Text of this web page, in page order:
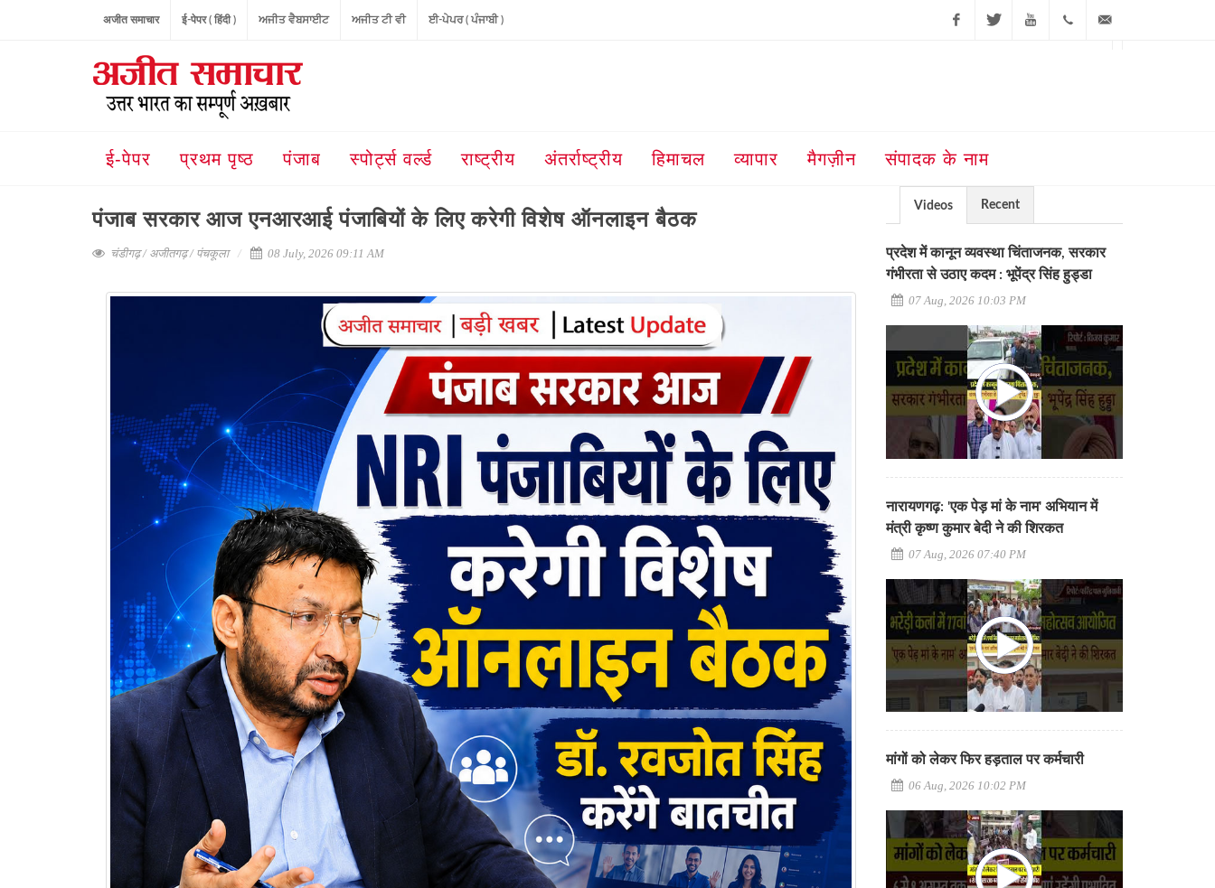
अजीत समाचार ई-पेपर ( हिंदी ) ਅਜੀਤ ਵੈਬਸਾਈਟ ਅਜੀਤ ਟੀ ਵੀ ਈ-ਪੇਪਰ ( ਪੰਜਾਬੀ )
ई-पेपर प्रथम पृष्ठ पंजाब स्पोर्ट्स वर्ल्ड राष्ट्रीय अंतर्राष्ट्रीय हिमाचल व्यापार मैगज़ीन संपादक के नाम
पंजाब सरकार आज एनआरआई पंजाबियों के लिए करेगी विशेष ऑनलाइन बैठक
चंडीगढ़ / अजीतगढ़ / पंचकूला 08 July, 2026 09:11 AM
Videos Recent
प्रदेश में कानून व्यवस्था चिंताजनक, सरकार
गंभीरता से उठाए कदम : भूपेंद्र सिंह हुड्डा
07 Aug, 2026 10:03 PM
नारायणगढ़: 'एक पेड़ मां के नाम' अभियान में
मंत्री कृष्ण कुमार बेदी ने की शिरकत
07 Aug, 2026 07:40 PM
मांगों को लेकर फिर हड़ताल पर कर्मचारी
06 Aug, 2026 10:02 PM